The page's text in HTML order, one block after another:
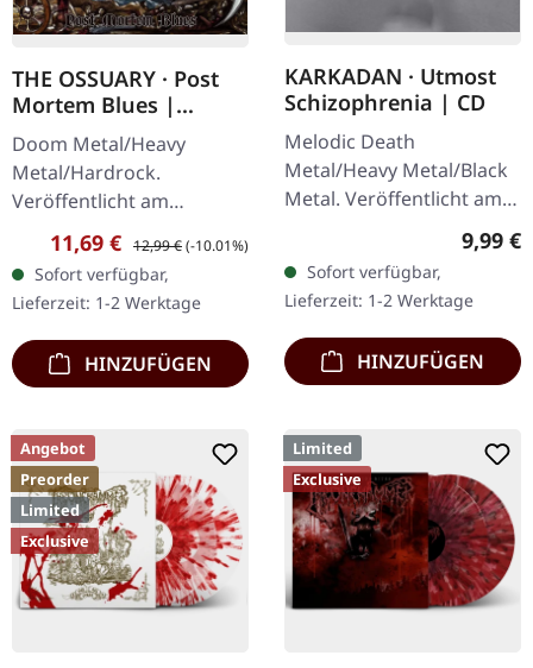
THE OSSUARY · Post
Mortem Blues |
DIGIPAK CD
Doom Metal/Heavy
Metal/Hardrock.
Veröffentlicht am
17.02.2017, auf Supreme
Chaos Records. Limitierte
Erstauflage als Digipak.
Debüt-Album der…
Verkaufspreis:
11,69 € Regulärer Preis:
12,99 €(-10.01%)
Sofort verfügbar,
Lieferzeit: 1-2 Werktage
HINZUFÜGEN
KARKADAN · Utmost
Schizophrenia | CD
Melodic Death
Metal/Heavy Metal/Black
Metal. Veröffentlicht am
08.03.2004, auf Supreme
Chaos Records. CD im
Jewelcase mit 16-seitigem
Booklet.…
9,99 €
Sofort verfügbar,
Lieferzeit: 1-2 Werktage
HINZUFÜGEN
Angebot
Preorder
Limited
Exclusive
Limited
Exclusive